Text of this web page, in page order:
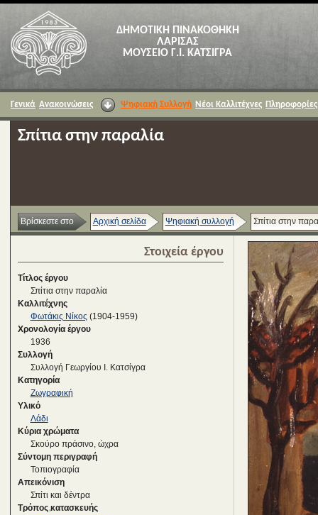
ΔΗΜΟΤΙΚΗ ΠΙΝΑΚΟΘΗΚΗ
ΛΑΡΙΣΑΣ
ΜΟΥΣΕΙΟ Γ.Ι. ΚΑΤΣΙΓΡΑ
Γενικά Ανακοινώσεις Ψηφιακή Συλλογή Νέοι Καλλιτέχνες Πληροφορίες
Σπίτια στην παραλία
Βρίσκεστε στο Αρχική σελίδα Ψηφιακή συλλογή Σπίτια στην
Στοιχεία έργου
Τίτλος έργου
Σπίτια στην παραλία
Καλλιτέχνης
Φωτάκις Νίκος (1904-1959)
Χρονολογία έργου
1936
Συλλογή
Συλλογή Γεωργίου Ι. Κατσίγρα
Κατηγορία
Ζωγραφική
Υλικό
Λάδι
Κύρια χρώματα
Σκούρο πράσινο, ώχρα
Σύντομη περιγραφή
Τοπιογραφία
Απεικόνιση
Σπίτι και δέντρα
Τρόπος κατασκευής